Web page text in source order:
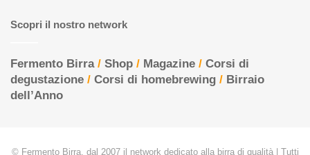
Scopri il nostro network
Fermento Birra/ Shop / Magazine / Corsi di
degustazione / Corsi di homebrewing / Birraio
dell’Anno
© Fermento Birra, dal 2007 il network dedicato alla birra di qualità | Tutti